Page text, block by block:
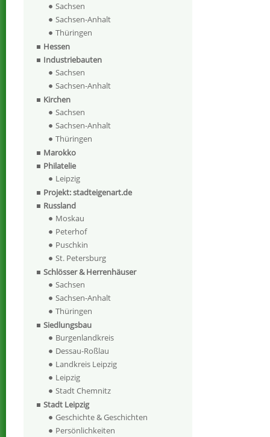
Sachsen
Sachsen-Anhalt
Thüringen
Hessen
Industriebauten
Sachsen
Sachsen-Anhalt
Kirchen
Sachsen
Sachsen-Anhalt
Thüringen
Marokko
Philatelie
Leipzig
Projekt: stadteigenart.de
Russland
Moskau
Peterhof
Puschkin
St. Petersburg
Schlösser & Herrenhäuser
Sachsen
Sachsen-Anhalt
Thüringen
Siedlungsbau
Burgenlandkreis
Dessau-Roßlau
Landkreis Leipzig
Leipzig
Stadt Chemnitz
Stadt Leipzig
Geschichte & Geschichten
Persönlichkeiten